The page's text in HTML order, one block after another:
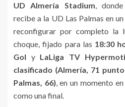
UD Almería Stadium,
recibe a la UD Las Palmas en
reconfigurar por completo la
choque, fijado para las 18:30
Gol y LaLiga TV
clasificado (Almería, 71
Palmas, 66), en un momento
como una final.